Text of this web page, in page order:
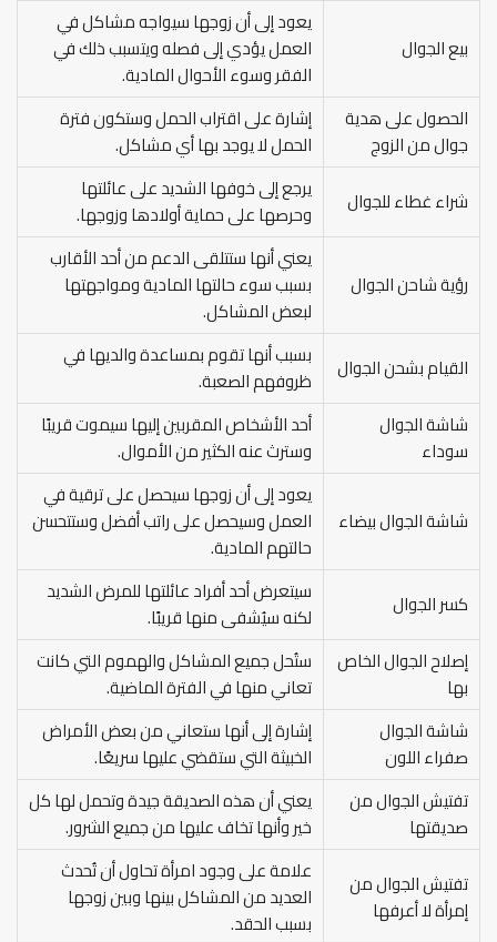
بيع الجوال
يعود إلى أن زوجها سيواجه مشاكل في
العمل يؤدي إلى فصله ويتسبب ذلك في
الفقر وسوء الأحوال المادية.
الحصول على هدية
جوال من الزوج
إشارة على اقتراب الحمل وستكون فترة
الحمل لا يوجد بها أي مشاكل.
شراء غطاء للجوال
يرجع إلى خوفها الشديد على عائلتها
وحرصها على حماية أولادها وزوجها.
رؤية شاحن الجوال
يعني أنها ستتلقى الدعم من أحد الأقارب
بسبب سوء حالتها المادية ومواجهتها
لبعض المشاكل.
القيام بشحن الجوال
بسبب أنها تقوم بمساعدة والديها في
ظروفهم الصعبة.
شاشة الجوال
سوداء
أحد الأشخاص المقربين إليها سيموت قريبًا
وسترث عنه الكثير من الأموال.
شاشة الجوال بيضاء
يعود إلى أن زوجها سيحصل على ترقية في
العمل وسيحصل على راتب أفضل وستتحسن
حالتهم المادية.
كسر الجوال
سيتعرض أحد أفراد عائلتها للمرض الشديد
لكنه سيُشفى منها قريبًا.
إصلاح الجوال الخاص
بها
ستُحل جميع المشاكل والهموم التي كانت
تعاني منها في الفترة الماضية.
شاشة الجوال
صفراء اللون
إشارة إلى أنها ستعاني من بعض الأمراض
الخبيثة التي ستقضي عليها سريعًا.
تفتيش الجوال من
صديقتها
يعني أن هذه الصديقة جيدة وتحمل لها كل
خير وأنها تخاف عليها من جميع الشرور.
تفتيش الجوال من
إمرأة لا أعرفها
علامة على وجود امرأة تحاول أن تُحدث
العديد من المشاكل بينها وبين زوجها
بسبب الحقد.